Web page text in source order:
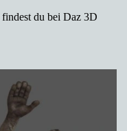
du bei Daz 3D